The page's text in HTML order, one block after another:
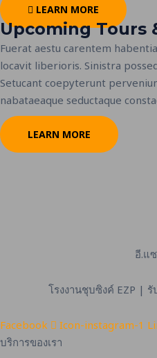
LEARN MORE
Upcoming Tours
Fuerat aestu carentem
locavit liberioris. Sinistra
Setucant coepyterunt
nabataeaque seductaque
LEARN MORE
อี.แ
โรงงานชุบซิงค์ EZP |
Facebook Icon-instagram-1
บริการของเรา